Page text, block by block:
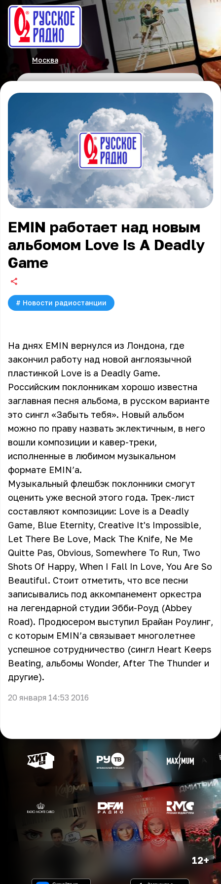
Москва
EMIN работает над новым
альбомом Love Is A Deadly
Game
# Новости радиостанции
На днях EMIN вернулся из Лондона, где
закончил работу над новой англоязычной
пластинкой Love is a Deadly Game.
Российским поклонникам хорошо известна
заглавная песня альбома, в русском варианте
это сингл «Забыть тебя». Новый альбом
можно по праву назвать эклектичным, в него
вошли композиции и кавер-треки,
исполненные в любимом музыкальном
формате EMIN’а.
Музыкальный флешбэк поклонники смогут
оценить уже весной этого года. Трек-лист
составляют композиции: Love is a Deadly
Game, Blue Eternity, Creative It's Impossible,
Let There Be Love, Mack The Knife, Ne Me
Quitte Pas, Obvious, Somewhere To Run, Two
Shots Of Happy, When I Fall In Love, You Are So
Beautiful. Стоит отметить, что все песни
записывались под аккомпанемент оркестра
на легендарной студии Эбби-Роуд (Abbey
Road). Продюсером выступил Брайан Роулинг,
с которым EMIN’а связывает многолетнее
успешное сотрудничество (сингл Heart Keeps
Beating, альбомы Wonder, After The Thunder и
другие).
20 января 14:53 2016
12+